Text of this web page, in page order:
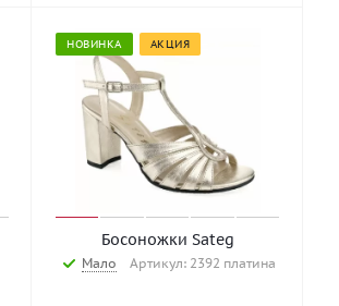
НОВИНКА АКЦИЯ
Босоножки Sateg
Мало Артикул: 2392 платина